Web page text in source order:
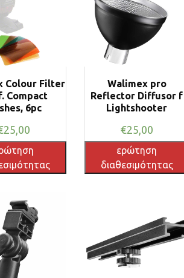
Colour Filter
Compact
6pc
25,00
Walimex pro
Reflector Diffusor f
Lightshooter
€25,00
ερώτηση
διαθεσιμότητας